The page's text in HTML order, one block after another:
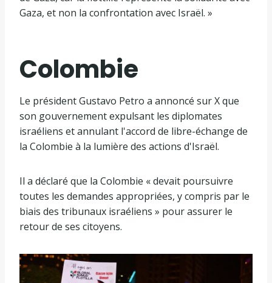
Gaza, et non la confrontation avec Israël. »
Colombie
Le président Gustavo Petro a annoncé sur X que
son gouvernement expulsant les diplomates
israéliens et annulant l'accord de libre-échange de
la Colombie à la lumière des actions d'Israël.
Il a déclaré que la Colombie « devait poursuivre
toutes les demandes appropriées, y compris par le
biais des tribunaux israéliens » pour assurer le
retour de ses citoyens.